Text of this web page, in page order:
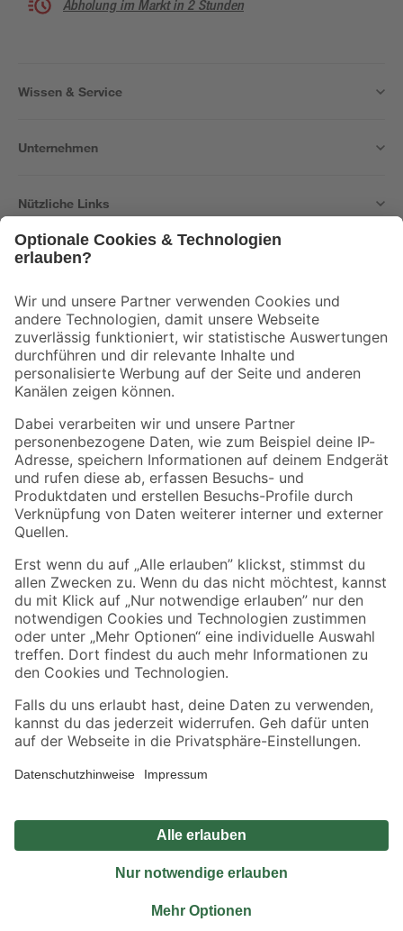
Abholung im Markt in 2 Stunden
Wissen & Service
Unternehmen
Nützliche Links
Der toom Newsletter: Keine Angebote und Aktionen mehr verpassen!
Zur Newsletter Anmeldung
Folge uns
Zahlungsarten Versandarten
Sicher einkaufen
Jetzt die toom-App herunterladen
Alle Preisangaben in EUR inkl. gesetzl. MwSt.. Die dargestellten Angebote sind unter
Umständen nicht in allen Märkten verfügbar. Die angegebenen Verfügbarkeiten beziehen
Produkte nur solange der Vorrat reicht.
*Paketversand ab 59 € versandkostenfrei, gilt nicht für Artikel mit Speditionsversand, hier
Privatsphäre Impressum
Nutzungsbedingungen
Widerrufsrecht
Vertrag widerrufen
© 2026 toom Baumarkt GmbH